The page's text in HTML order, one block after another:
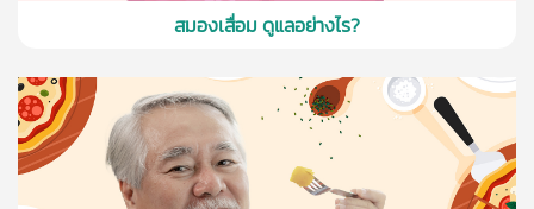
สมองเสื่อม ดูแลอย่างไร?